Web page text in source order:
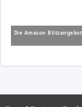
Die Amazon